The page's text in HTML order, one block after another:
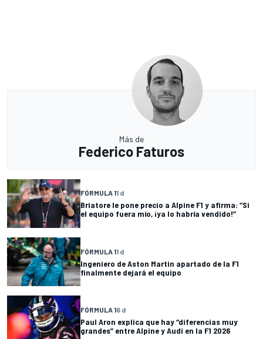
Más de
Federico Faturos
FÓRMULA 11 d
Briatore le pone precio a Alpine F1 y afirma: “Si
el equipo fuera mío, ¡ya lo habría vendido!”
FÓRMULA 11 d
Ingeniero de Aston Martin apartado de la F1
finalmente dejará el equipo
FÓRMULA 16 d
Paul Aron explica que hay “diferencias muy
grandes” entre Alpine y Audi en la F1 2026